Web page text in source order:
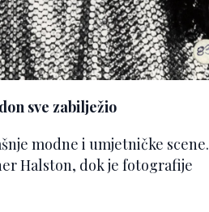
sve zabilježio
modne i umjetničke scene.
Halston, dok je fotografije